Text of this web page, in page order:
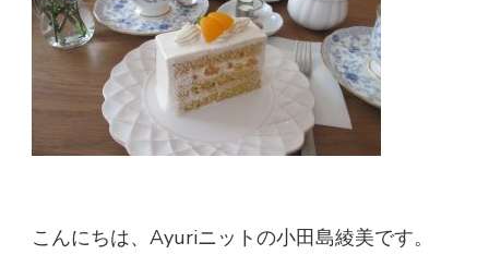
こんにちは、Ayuriニットの小田島綾美です。